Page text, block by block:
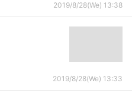
2019/8/28(We) 13:38
2019/8/28(We) 13:33